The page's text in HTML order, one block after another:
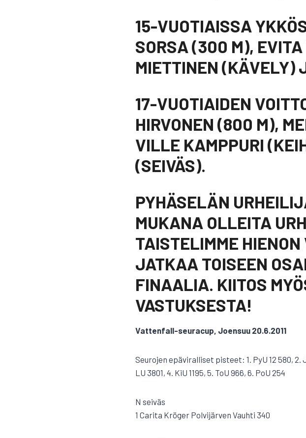
15-VUOTIAISSA
SORSA (300 M),
MIETTINEN (KÄVELY)
17-VUOTIAIDEN
HIRVONEN (800 M),
VILLE KAMPPURI
(SEIVÄS).
PYHÄSELÄN
MUKANA OLLEITA
TAISTELIMME
JATKAA TOISEEN
FINAALIA. KIITOS
VASTUKSESTA!
Vattenfall-seuracup, Joensuu 20.6.2011
Seurojen epäviralliset pisteet: 1. PyU 12 580, 2.
LU 3801, 4. KiU 1195, 5. ToU 966, 6. PoU 254
N seiväs
1 Carita Kröger Polvijärven Vauhti 340